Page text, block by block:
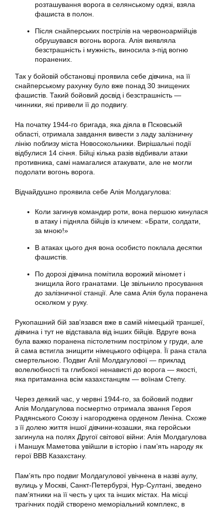
розташування ворога в селянському одязі, взяла
фашиста в полон.
Після снайперських пострілів на червоноармійців
обрушувався вогонь ворога. Алія виявляла
безстрашність і мужність, виносила з-під вогню
поранених.
Так у бойовій обстановці проявила себе дівчина, на її
снайперському рахунку було вже понад 30 знищених
фашистів. Такий бойовий досвід і безстрашність —
чинники, які привели її до подвигу.
На початку 1944-го бригада, яка діяла в Псковській
області, отримала завдання вивести з ладу залізничну
лінію поблизу міста Новосокольники. Вирішальні події
відбулися 14 січня. Бійці кілька разів відбивали атаки
противника, самі намагалися атакувати, але не могли
подолати вогонь ворога.
Відчайдушно проявила себе Алія Молдагулова:
Коли загинув командир роти, вона першою кинулася
в атаку і підняла бійців із кличем: «Брати, солдати,
за мною!»
В атаках цього дня вона особисто поклала десятки
фашистів.
По дорозі дівчина помітила ворожий міномет і
знищила його гранатами. Це звільнило просування
до залізничної станції. Але сама Алія була поранена
осколком у руку.
Рукопашний бій зав’язався вже в самій німецькій траншеї,
дівчина і тут не відставала від інших бійців. Вдруге вона
була важко поранена пістолетним пострілом у груди, але
й сама встигла знищити німецького офіцера. Її рана стала
смертельною. Подвиг Алії Молдагулової — приклад
волелюбності та глибокої ненависті до ворога — якості,
яка притаманна всім казахстанцям — воїнам Степу.
Через деякий час, у червні 1944-го, за бойовий подвиг
Алія Молдагулова посмертно отримала звання Героя
Радянського Союзу і нагороджена орденом Леніна. Схоже
з її долею життя іншої дівчини-козашки, яка геройськи
загинула на полях Другої світової війни: Алія Молдагулова
і Маншук Маметова увійшли в історію і пам’ять народу як
герої ВВВ Казахстану.
Пам’ять про подвиг Молдагулової увічнена в назві аулу,
вулиць у Москві, Санкт-Петербурзі, Нур-Султані, зведено
пам’ятники на її честь у цих та інших містах. На місці
трагічних подій створено меморіальний комплекс, в